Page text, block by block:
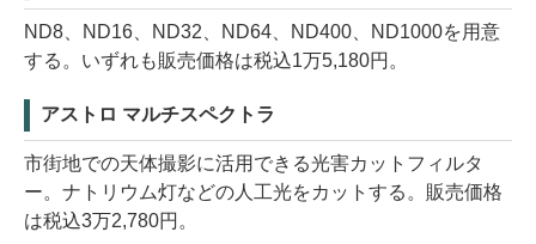
ND8、ND16、ND32、ND64、ND400、ND1000を用意
する。いずれも販売価格は税込1万5,180円。
アストロ マルチスペクトラ
市街地での天体撮影に活用できる光害カットフィルタ
ー。ナトリウム灯などの人工光をカットする。販売価格
は税込3万2,780円。